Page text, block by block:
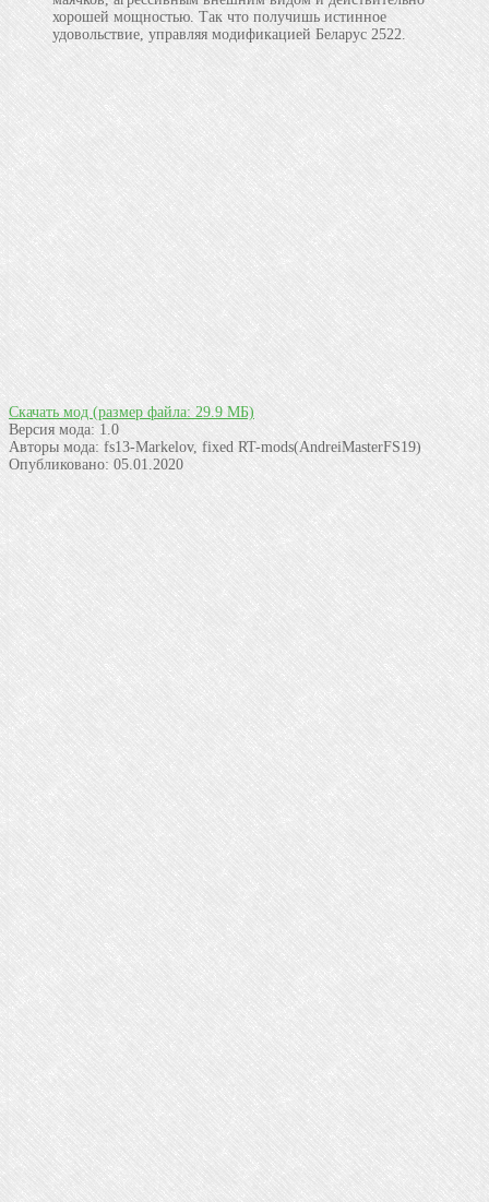
хорошей мощностью. Так что получишь истинное
удовольствие, управляя модификацией Беларус 2522.
Скачать мод (размер файла: 29.9 МБ)
Версия мода:1.0
Авторы мода: fs13-Markelov, fixed RT-mods(AndreiMasterFS19)
Опубликовано: 05.01.2020